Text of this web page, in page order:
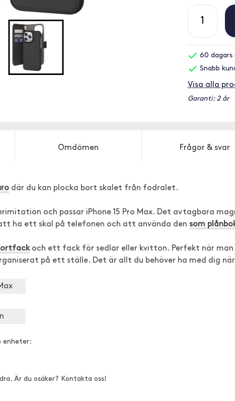
60 dagars
Snabb
Visa alla
Garanti: 2 år
Omdömen Frågor & svar
där du kan plocka bort skalet från fodralet.
och passar iPhone 15 Pro Max. Det avtagbara
ha ett skal på telefonen och att använda den som
och ett fack för sedlar eller kvitton. Perfekt när man
på ett ställe. Det är allt du behöver ha med dig
enheter:
Är du osäker? Kontakta oss!